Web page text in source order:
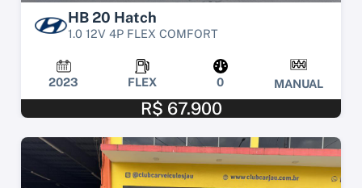
HB 20 Hatch
1.0 12V 4P FLEX COMFORT
2023 FLEX 0 MANUAL
R$ 67.900